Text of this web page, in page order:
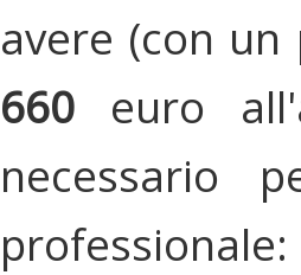
avere (con
660 euro
necessario